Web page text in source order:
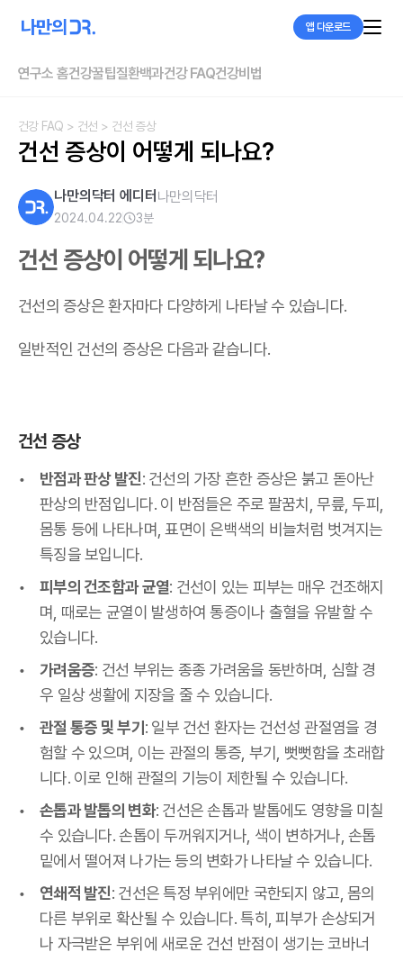
앱 다운로드
연구소 홈건강꿀팁질환백과건강 FAQ건강비법
건강 FAQ > 건선 > 건선 증상
건선 증상이 어떻게 되나요?
나만의닥터 에디터 나만의닥터
2024.04.22 3분
건선 증상이 어떻게 되나요?
건선의 증상은 환자마다 다양하게 나타날 수 있습니다.
일반적인 건선의 증상은 다음과 같습니다.
건선 증상
반점과 판상 발진: 건선의 가장 흔한 증상은 붉고 돋아난
판상의 반점입니다. 이 반점들은 주로 팔꿈치, 무릎, 두피,
몸통 등에 나타나며, 표면이 은백색의 비늘처럼 벗겨지는
특징을 보입니다.
피부의 건조함과 균열: 건선이 있는 피부는 매우 건조해지
며, 때로는 균열이 발생하여 통증이나 출혈을 유발할 수
있습니다.
가려움증: 건선 부위는 종종 가려움을 동반하며, 심할 경
우 일상 생활에 지장을 줄 수 있습니다.
관절 통증 및 부기: 일부 건선 환자는 건선성 관절염을 경
험할 수 있으며, 이는 관절의 통증, 부기, 뻣뻣함을 초래합
니다. 이로 인해 관절의 기능이 제한될 수 있습니다.
손톱과 발톱의 변화: 건선은 손톱과 발톱에도 영향을 미칠
수 있습니다. 손톱이 두꺼워지거나, 색이 변하거나, 손톱
밑에서 떨어져 나가는 등의 변화가 나타날 수 있습니다.
연쇄적 발진: 건선은 특정 부위에만 국한되지 않고, 몸의
다른 부위로 확산될 수 있습니다. 특히, 피부가 손상되거
나 자극받은 부위에 새로운 건선 반점이 생기는 코바너